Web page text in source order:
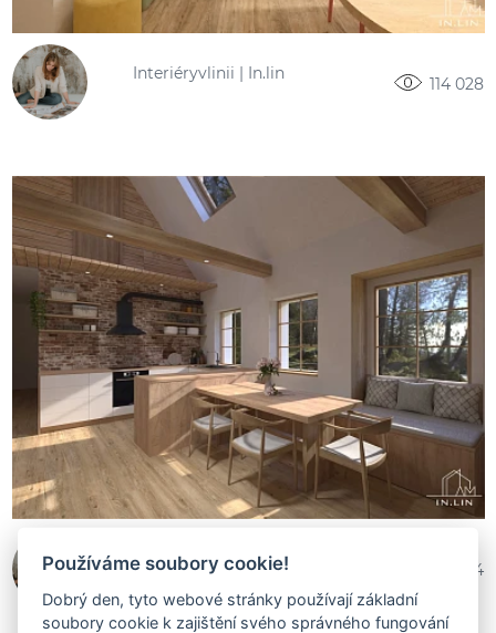
Interiéryvlinii | In.lin
114 028
Interiéryvlinii | In.lin
158 274
Používáme soubory cookie!
Dobrý den, tyto webové stránky používají základní
soubory cookie k zajištění svého správného fungování